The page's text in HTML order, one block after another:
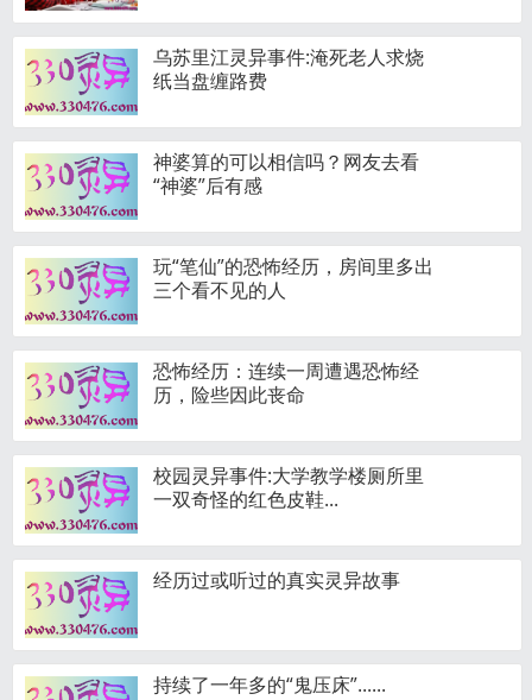
乌苏里江灵异事件:淹死老人求烧
纸当盘缠路费
神婆算的可以相信吗？网友去看
“神婆”后有感
玩“笔仙”的恐怖经历，房间里多出
三个看不见的人
恐怖经历：连续一周遭遇恐怖经
历，险些因此丧命
校园灵异事件:大学教学楼厕所里
一双奇怪的红色皮鞋...
经历过或听过的真实灵异故事
持续了一年多的“鬼压床”......